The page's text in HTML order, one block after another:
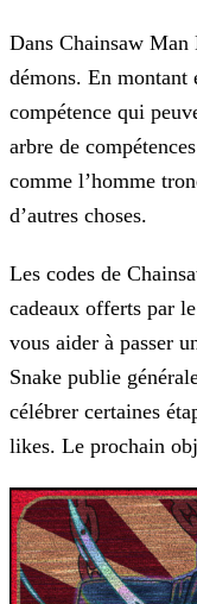
Dans Chainsaw Man
démons. En montant
compétence qui
arbre de
comme l’homme
d’autres choses.
Les codes de
cadeaux offerts par
vous aider à passer
Snake publie
célébrer certaines
likes. Le prochain